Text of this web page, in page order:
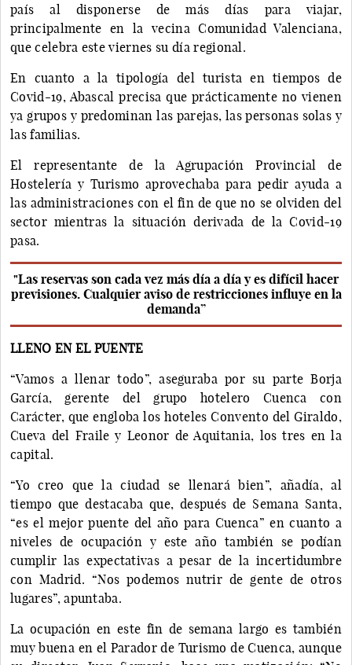
país al disponerse de más días para viajar,
principalmente en la vecina Comunidad Valenciana,
que celebra este viernes su día regional.
En cuanto a la tipología del turista en tiempos de
Covid-19, Abascal precisa que prácticamente no vienen
ya grupos y predominan las parejas, las personas solas y
las familias.
El representante de la Agrupación Provincial de
Hostelería y Turismo aprovechaba para pedir ayuda a
las administraciones con el fin de que no se olviden del
sector mientras la situación derivada de la Covid-19
pasa.
"Las reservas son cada vez más día a día y es difícil hacer
previsiones. Cualquier aviso de restricciones influye en la
demanda”
LLENO EN EL PUENTE
“Vamos a llenar todo”, aseguraba por su parte Borja
García, gerente del grupo hotelero Cuenca con
Carácter, que engloba los hoteles Convento del Giraldo,
Cueva del Fraile y Leonor de Aquitania, los tres en la
capital.
“Yo creo que la ciudad se llenará bien”, añadía, al
tiempo que destacaba que, después de Semana Santa,
“es el mejor puente del año para Cuenca” en cuanto a
niveles de ocupación y este año también se podían
cumplir las expectativas a pesar de la incertidumbre
con Madrid. “Nos podemos nutrir de gente de otros
lugares”, apuntaba.
La ocupación en este fin de semana largo es también
muy buena en el Parador de Turismo de Cuenca, aunque